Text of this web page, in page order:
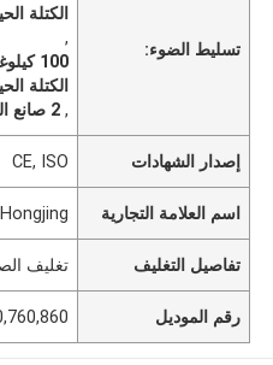
تسليط الضوء:
الكتلة
,
100
الكتلة
,2 صانع الكريات من الكتلة الحيوية
إصدار الشهادات CE, ISO
اسم العلامة التجارية Hongjing
تفاصيل التغليف تغليف
رقم الموديل